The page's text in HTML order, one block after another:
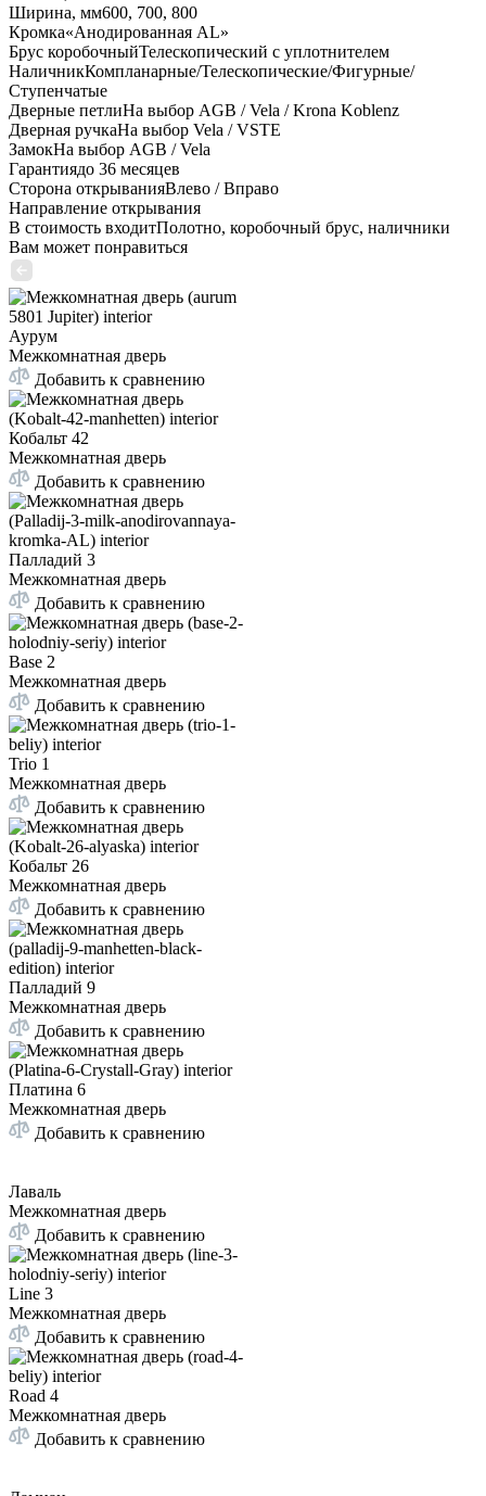
Ширина, мм600, 700, 800
Кромка«Анодированная AL»
Брус коробочныйТелескопический с уплотнителем
НаличникКомпланарные/Телескопические/Фигурные/
Ступенчатые
Дверные петлиНа выбор AGB / Vela / Krona Koblenz
Дверная ручкаНа выбор Vela / VSTE
ЗамокНа выбор AGB / Vela
Гарантиядо 36 месяцев
Сторона открыванияВлево / Вправо
Направление открывания
В стоимость входитПолотно, коробочный брус, наличники
Вам может понравиться
Аурум
Межкомнатная дверь
Добавить к сравнению
Кобальт 42
Межкомнатная дверь
Добавить к сравнению
Палладий 3
Межкомнатная дверь
Добавить к сравнению
Base 2
Межкомнатная дверь
Добавить к сравнению
Trio 1
Межкомнатная дверь
Добавить к сравнению
Кобальт 26
Межкомнатная дверь
Добавить к сравнению
Палладий 9
Межкомнатная дверь
Добавить к сравнению
Платина 6
Межкомнатная дверь
Добавить к сравнению
Лаваль
Межкомнатная дверь
Добавить к сравнению
Line 3
Межкомнатная дверь
Добавить к сравнению
Road 4
Межкомнатная дверь
Добавить к сравнению